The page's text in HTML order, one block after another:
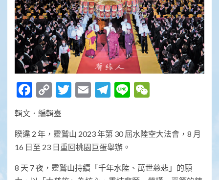
Facebook
Copy
Link
Twitter
EmailTelegram
Line
輯文．編輯臺
睽違 2 年，靈鷲山 2023 年第 30 屆水陸空大法會，8 月
16 日至 23 日重回桃園巨蛋舉辦。
8 天 7 夜，靈鷲山持續「千年水陸、萬世慈悲」的願